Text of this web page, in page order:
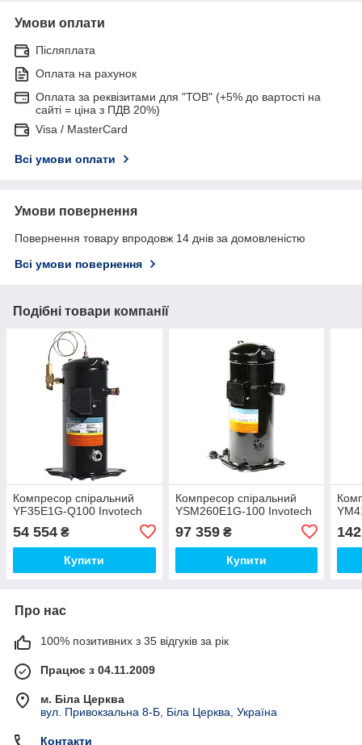
Умови оплати
Післяплата
Оплата на рахунок
Оплата за реквізитами для "ТОВ" (+5% до вартості на
сайті = ціна з ПДВ 20%)
Visa / MasterCard
Всі умови оплати
Умови повернення
Повернення товару впродовж 14 днів за домовленістю
Всі умови повернення
Подібні товари компанії
Компресор спіральний
YF35E1G-Q100 Invotech
54 554 ₴
Купити
Компресор спіральний
YSM260E1G-100 Invotech
97 359₴
Купити
Про нас
100% позитивних з 35 відгуків за рік
Працює з 04.11.2009
м. Біла Церква
вул. Привокзальна 8-Б, Біла Церква, Україна
Контакти